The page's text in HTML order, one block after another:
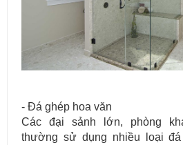
- Đá ghép hoa văn
Các đại sảnh lớn, phòng
thường sử dụng nhiều loại